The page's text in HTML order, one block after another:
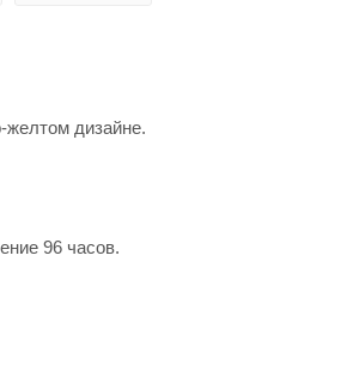
желтом дизайне.
96 часов.